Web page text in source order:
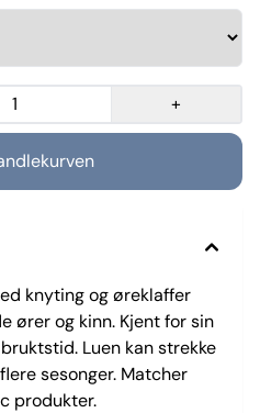
+
knyting og øreklaffer
ører og kinn. Kjent for sin
Luen kan strekke
sesonger. Matcher
produkter.